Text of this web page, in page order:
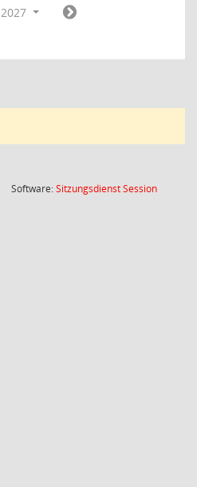
2027
Software:SitzungsdienstSession(Wird in